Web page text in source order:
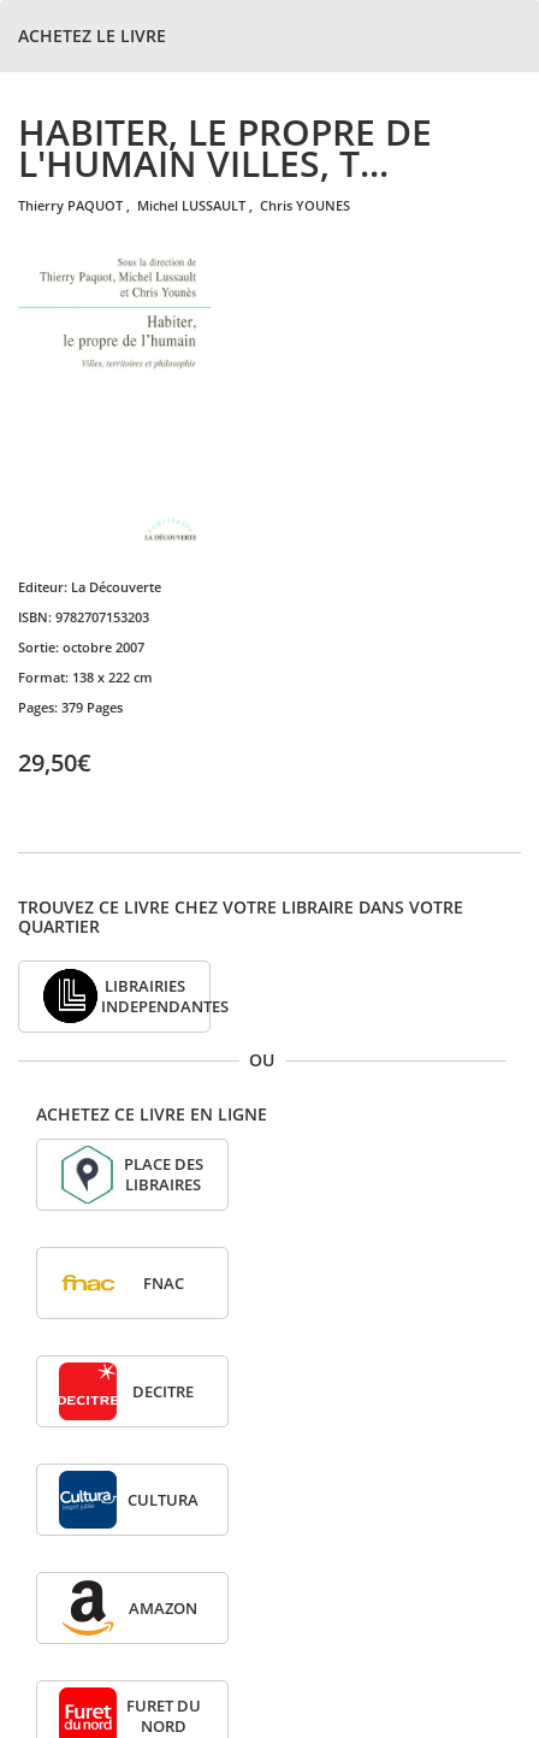
ACHETEZ LE LIVRE
HABITER, LE PROPRE DE
L'HUMAIN VILLES, T...
thierry PAQUOT , michel LUSSAULT , chris YOUNES
Editeur: La Découverte
ISBN: 9782707153203
Sortie: octobre 2007
Format: 138 x 222 cm
Pages: 379 Pages
29,50€
TROUVEZ CE LIVRE CHEZ VOTRE LIBRAIRE DANS VOTRE
QUARTIER
LIBRAIRIES
INDEPENDANTES
OU
ACHETEZ CE LIVRE EN LIGNE
PLACE DES
LIBRAIRES
FNAC
DECITRE
CULTURA
AMAZON
FURET DU
NORD